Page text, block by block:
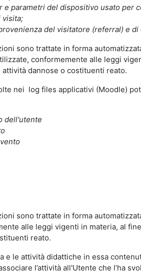
e parametri del dispositivo usato per
visita;
del visitatore (referral) e di
sono trattate in forma
conformemente alle leggi
dannose o costituenti reato.
nei log files applicativi (Moodle)
dell'utente
sono trattate in forma
alle leggi vigenti in materia, al
reato.
e le attività didattiche in essa
l’attività all'Utente che l’ha